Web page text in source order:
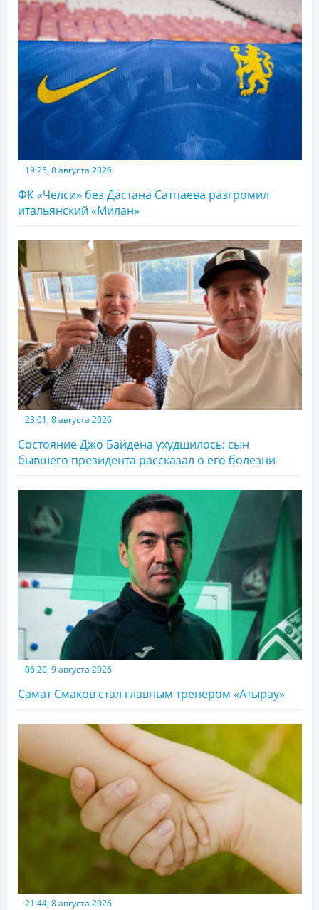
19:25, 8 августа 2026
ФК «Челси» без Дастана Сатпаева разгромил
итальянский «Милан»
23:01, 8 августа 2026
Состояние Джо Байдена ухудшилось: сын
бывшего президента рассказал о его болезни
06:20, 9 августа 2026
Самат Смаков стал главным тренером «Атырау»
21:44, 8 августа 2026